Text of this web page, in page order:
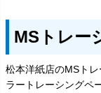
MSトレー
松本洋紙店のMSト
ラートレーシングペ